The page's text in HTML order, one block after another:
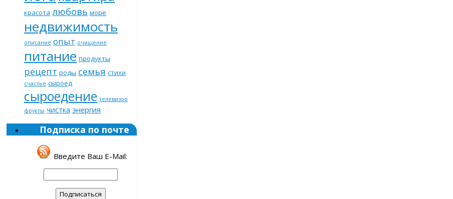
красота любовь море
недвижимость
описание опыт очищение
питание продукты
рецепт роды семья стихи
счастье сыроед
сыроедение телевизор
фрукты чистка энергия
Подписка по почте
Введите Ваш E-Mail: